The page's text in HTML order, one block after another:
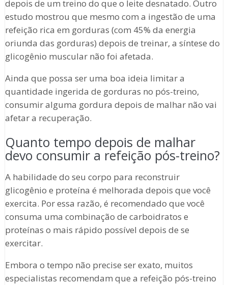
depois de um treino do que o leite desnatado. Outro
estudo mostrou que mesmo com a ingestão de uma
refeição rica em gorduras (com 45% da energia
oriunda das gorduras) depois de treinar, a síntese do
glicogênio muscular não foi afetada.
Ainda que possa ser uma boa ideia limitar a
quantidade ingerida de gorduras no pós-treino,
consumir alguma gordura depois de malhar não vai
afetar a recuperação.
Quanto tempo depois de malhar
devo consumir a refeição pós-treino?
A habilidade do seu corpo para reconstruir
glicogênio e proteína é melhorada depois que você
exercita. Por essa razão, é recomendado que você
consuma uma combinação de carboidratos e
proteínas o mais rápido possível depois de se
exercitar.
Embora o tempo não precise ser exato, muitos
especialistas recomendam que a refeição pós-treino